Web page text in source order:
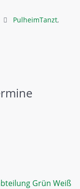
PulheimTanzt,
Grün Weiß